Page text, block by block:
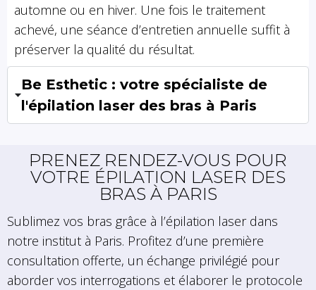
automne ou en hiver. Une fois le traitement
achevé, une séance d’entretien annuelle suffit à
préserver la qualité du résultat.
Be Esthetic : votre spécialiste de
l'épilation laser des bras à Paris
PRENEZ RENDEZ-VOUS POUR
VOTRE ÉPILATION LASER DES
BRAS À PARIS
Sublimez vos bras grâce à l’épilation laser dans
notre institut à Paris. Profitez d’une première
consultation offerte, un échange privilégié pour
aborder vos interrogations et élaborer le protocole